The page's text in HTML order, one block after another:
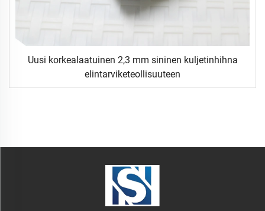
Uusi korkealaatuinen 2,3 mm sininen kuljetinhihna
elintarviketeollisuuteen